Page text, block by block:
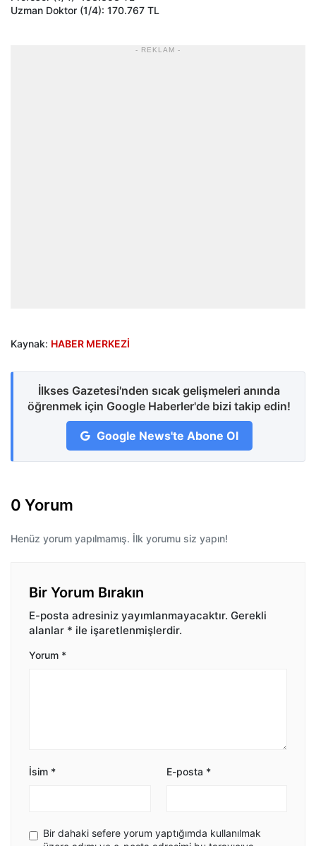
Uzman Doktor (1/4): 170.767 TL
- REKLAM -
Kaynak: HABER MERKEZİ
İlkses Gazetesi'nden sıcak gelişmeleri anında
öğrenmek için Google Haberler'de bizi takip edin!
Google News'te Abone Ol
0 Yorum
Henüz yorum yapılmamış. İlk yorumu siz yapın!
Bir Yorum Bırakın
E-posta adresiniz yayımlanmayacaktır. Gerekli
alanlar * ile işaretlenmişlerdir.
Yorum *
İsim * E-posta *
Bir dahaki sefere yorum yaptığımda kullanılmak